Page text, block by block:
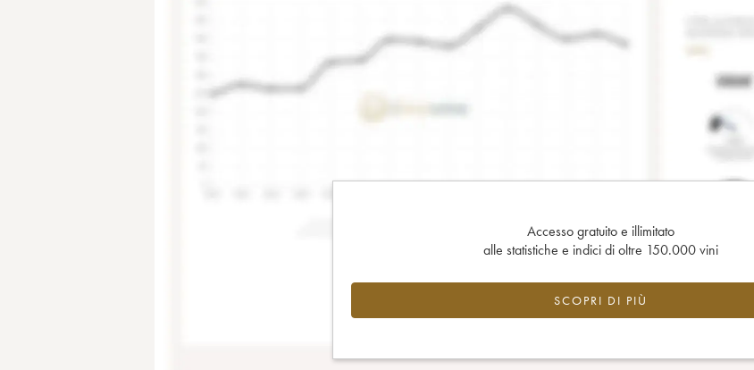
Accesso gratuito e illimitato
alle statistiche e indici di oltre 150.000 vini
SCOPRI DI PIÙ